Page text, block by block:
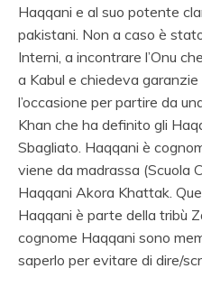
Haqqani e al suo potente
pakistani. Non a caso è
Interni, a incontrare l’Onu
a Kabul e chiedeva
l’occasione per partire da
Khan che ha definito gli
Sbagliato. Haqqani è
viene da madrassa (Scuola
Haqqani Akora Khattak.
Haqqani è parte della tribù
cognome Haqqani sono
saperlo per evitare di dire/